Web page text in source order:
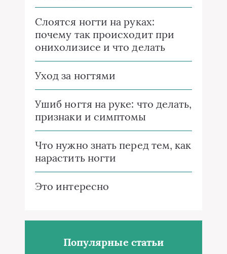
Слоятся ногти на руках:
почему так происходит при
онихолизисе и что делать
Уход за ногтями
Ушиб ногтя на руке: что делать,
признаки и симптомы
Что нужно знать перед тем, как
нарастить ногти
Это интересно
Популярные статьи